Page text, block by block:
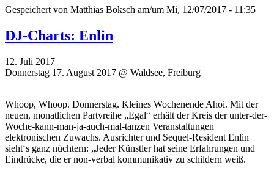
Gespeichert von Matthias Boksch am/um Mi, 12/07/2017 - 11:35
DJ-Charts: Enlin
12. Juli 2017
Donnerstag 17. August 2017 @ Waldsee, Freiburg
Whoop, Whoop. Donnerstag. Kleines Wochenende Ahoi. Mit der
neuen, monatlichen Partyreihe „Egal“ erhält der Kreis der unter-der-
Woche-kann-man-ja-auch-mal-tanzen Veranstaltungen
elektronischen Zuwachs. Ausrichter und Sequel-Resident Enlin
sieht‘s ganz nüchtern: „Jeder Künstler hat seine Erfahrungen und
Eindrücke, die er non-verbal kommunikativ zu schildern weiß.